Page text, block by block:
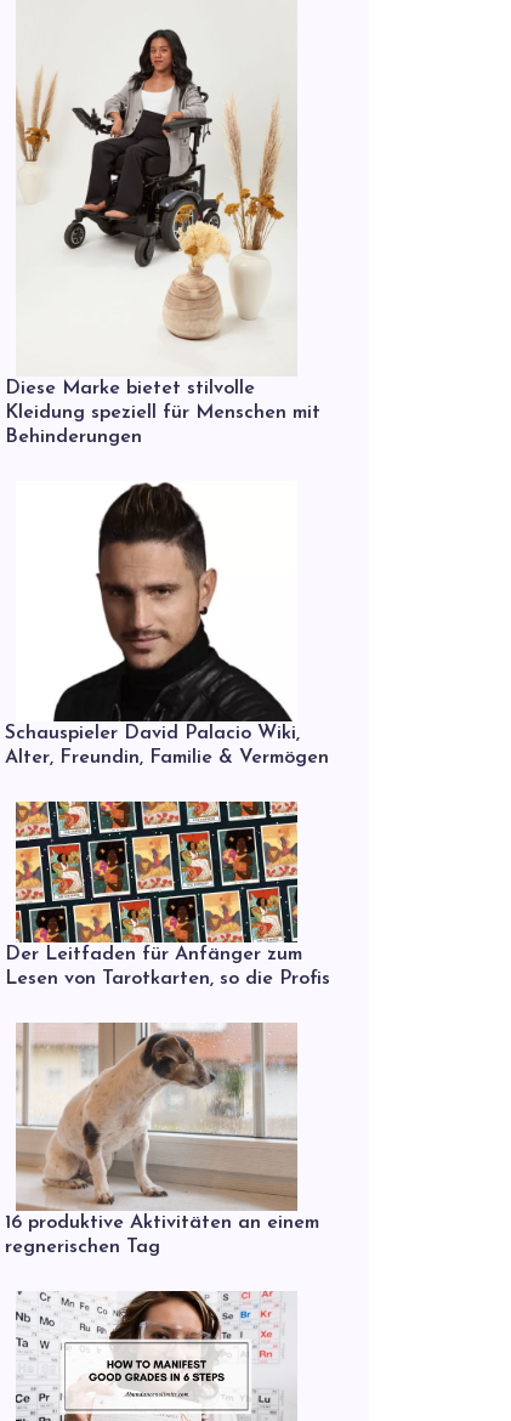
Diese Marke bietet stilvolle
Kleidung speziell für Menschen mit
Behinderungen
Schauspieler David Palacio Wiki,
Alter, Freundin, Familie & Vermögen
Der Leitfaden für Anfänger zum
Lesen von Tarotkarten, so die Profis
16 produktive Aktivitäten an einem
regnerischen Tag